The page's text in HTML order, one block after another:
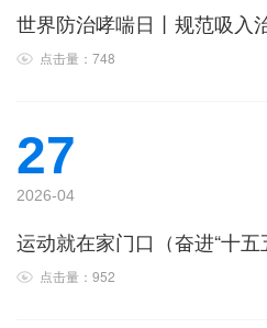
世界防治哮喘日丨规范吸入
点击量：748
27
2026-04
运动就在家门口（奋进“十五
点击量：952